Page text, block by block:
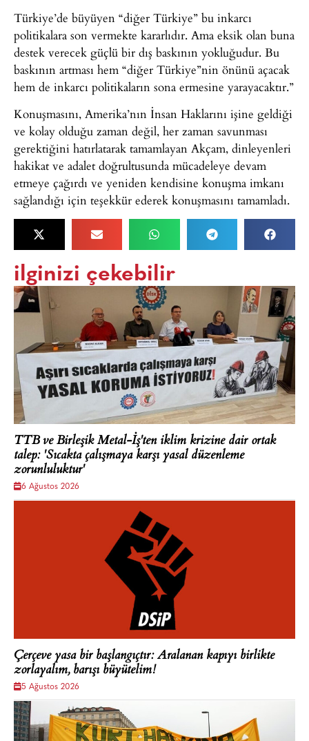
Türkiye’de büyüyen “diğer Türkiye” bu inkarcı
politikalara son vermekte kararlıdır. Ama eksik olan buna
destek verecek güçlü bir dış baskının yokluğudur. Bu
baskının artması hem “diğer Türkiye”nin önünü açacak
hem de inkarcı politikaların sona ermesine yarayacaktır.”
Konuşmasını, Amerika’nın İnsan Haklarını işine geldiği
ve kolay olduğu zaman değil, her zaman savunması
gerektiğini hatırlatarak tamamlayan Akçam, dinleyenleri
hakikat ve adalet doğrultusunda mücadeleye devam
etmeye çağırdı ve yeniden kendisine konuşma imkanı
sağlandığı için teşekkür ederek konuşmasını tamamladı.
ilginizi çekebilir
TTB ve Birleşik Metal-İş'ten iklim krizine dair ortak
talep: 'Sıcakta çalışmaya karşı yasal düzenleme
zorunluluktur'
6 Ağustos 2026
Çerçeve yasa bir başlangıçtır: Aralanan kapıyı birlikte
zorlayalım, barışı büyütelim!
5 Ağustos 2026